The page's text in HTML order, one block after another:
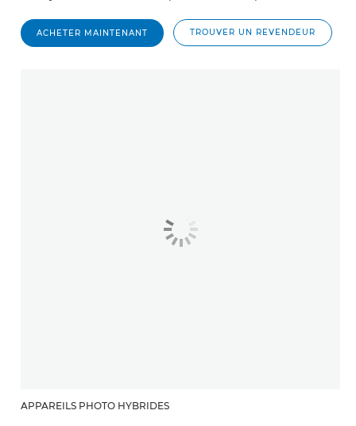
ACHETER MAINTENANT TROUVER UN REVENDEUR
APPAREILS PHOTO HYBRIDES